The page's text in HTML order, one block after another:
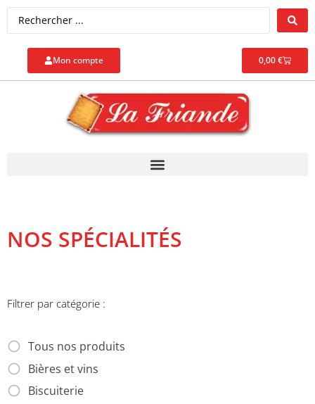
Mon compte 0,00€
NOS SPÉCIALITÉS
Filtrer par catégorie :
Tous nos produits
Bières et vins
Biscuiterie